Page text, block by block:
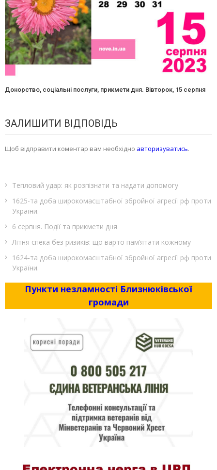
Донорство, соціальні послуги, прикмети дня. Вівторок, 15 серпня
ЗАЛИШИТИ ВІДПОВІДЬ
Щоб відправити коментар вам необхідно авторизуватись.
Тепловий удар: як розпізнати та надати допомогу
1625-та доба широкомасштабної збройної агресії рф проти
України.
6 серпня. Події та прикмети дня
Літня спека без ризиків: що варто пам’ятати кожному
1624-та доба широкомасштабної збройної агресії рф проти
України.
Пункти незламності Близнюківської
громади